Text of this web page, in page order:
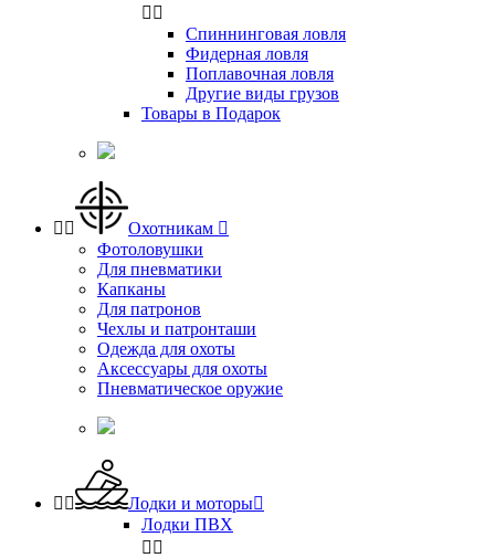
 
Спиннинговая ловля
Фидерная ловля
Поплавочная ловля
Другие виды грузов
Товары в Подарок
  Охотникам 
Фотоловушки
Для пневматики
Капканы
Для патронов
Чехлы и патронташи
Одежда для охоты
Аксессуары для охоты
Пневматическое оружие
  Лодки и моторы
Лодки ПВХ
 